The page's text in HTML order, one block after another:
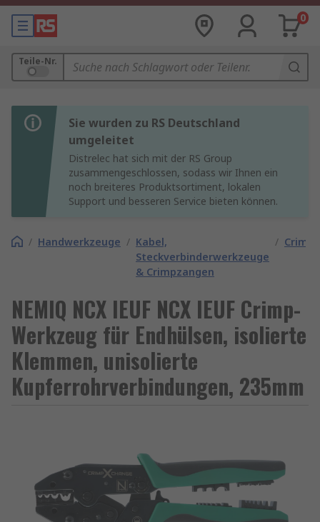
0
Teile-Nr.
Sie wurden zu RS Deutschland
umgeleitet
Distrelec hat sich mit der RS Group
zusammengeschlossen, sodass wir Ihnen ein
noch breiteres Produktsortiment, lokalen
Support und besseren Service bieten können.
/ Handwerkzeuge / Kabel,
Steckverbinderwerkzeuge
& Crimpzangen
/
NEMIQ NCX IEUF NCX IEUF Crimp-
Werkzeug für Endhülsen, isolierte
Klemmen, unisolierte
Kupferrohrverbindungen, 235mm